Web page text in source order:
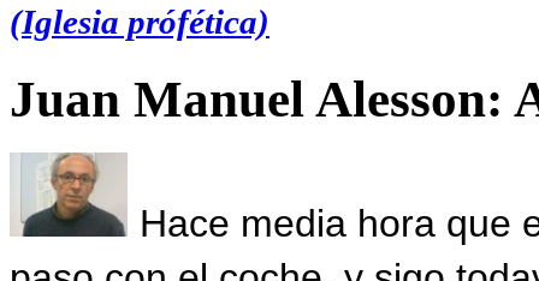
(Iglesia prófética)
Juan Manuel Alesson:
Hace media hora que